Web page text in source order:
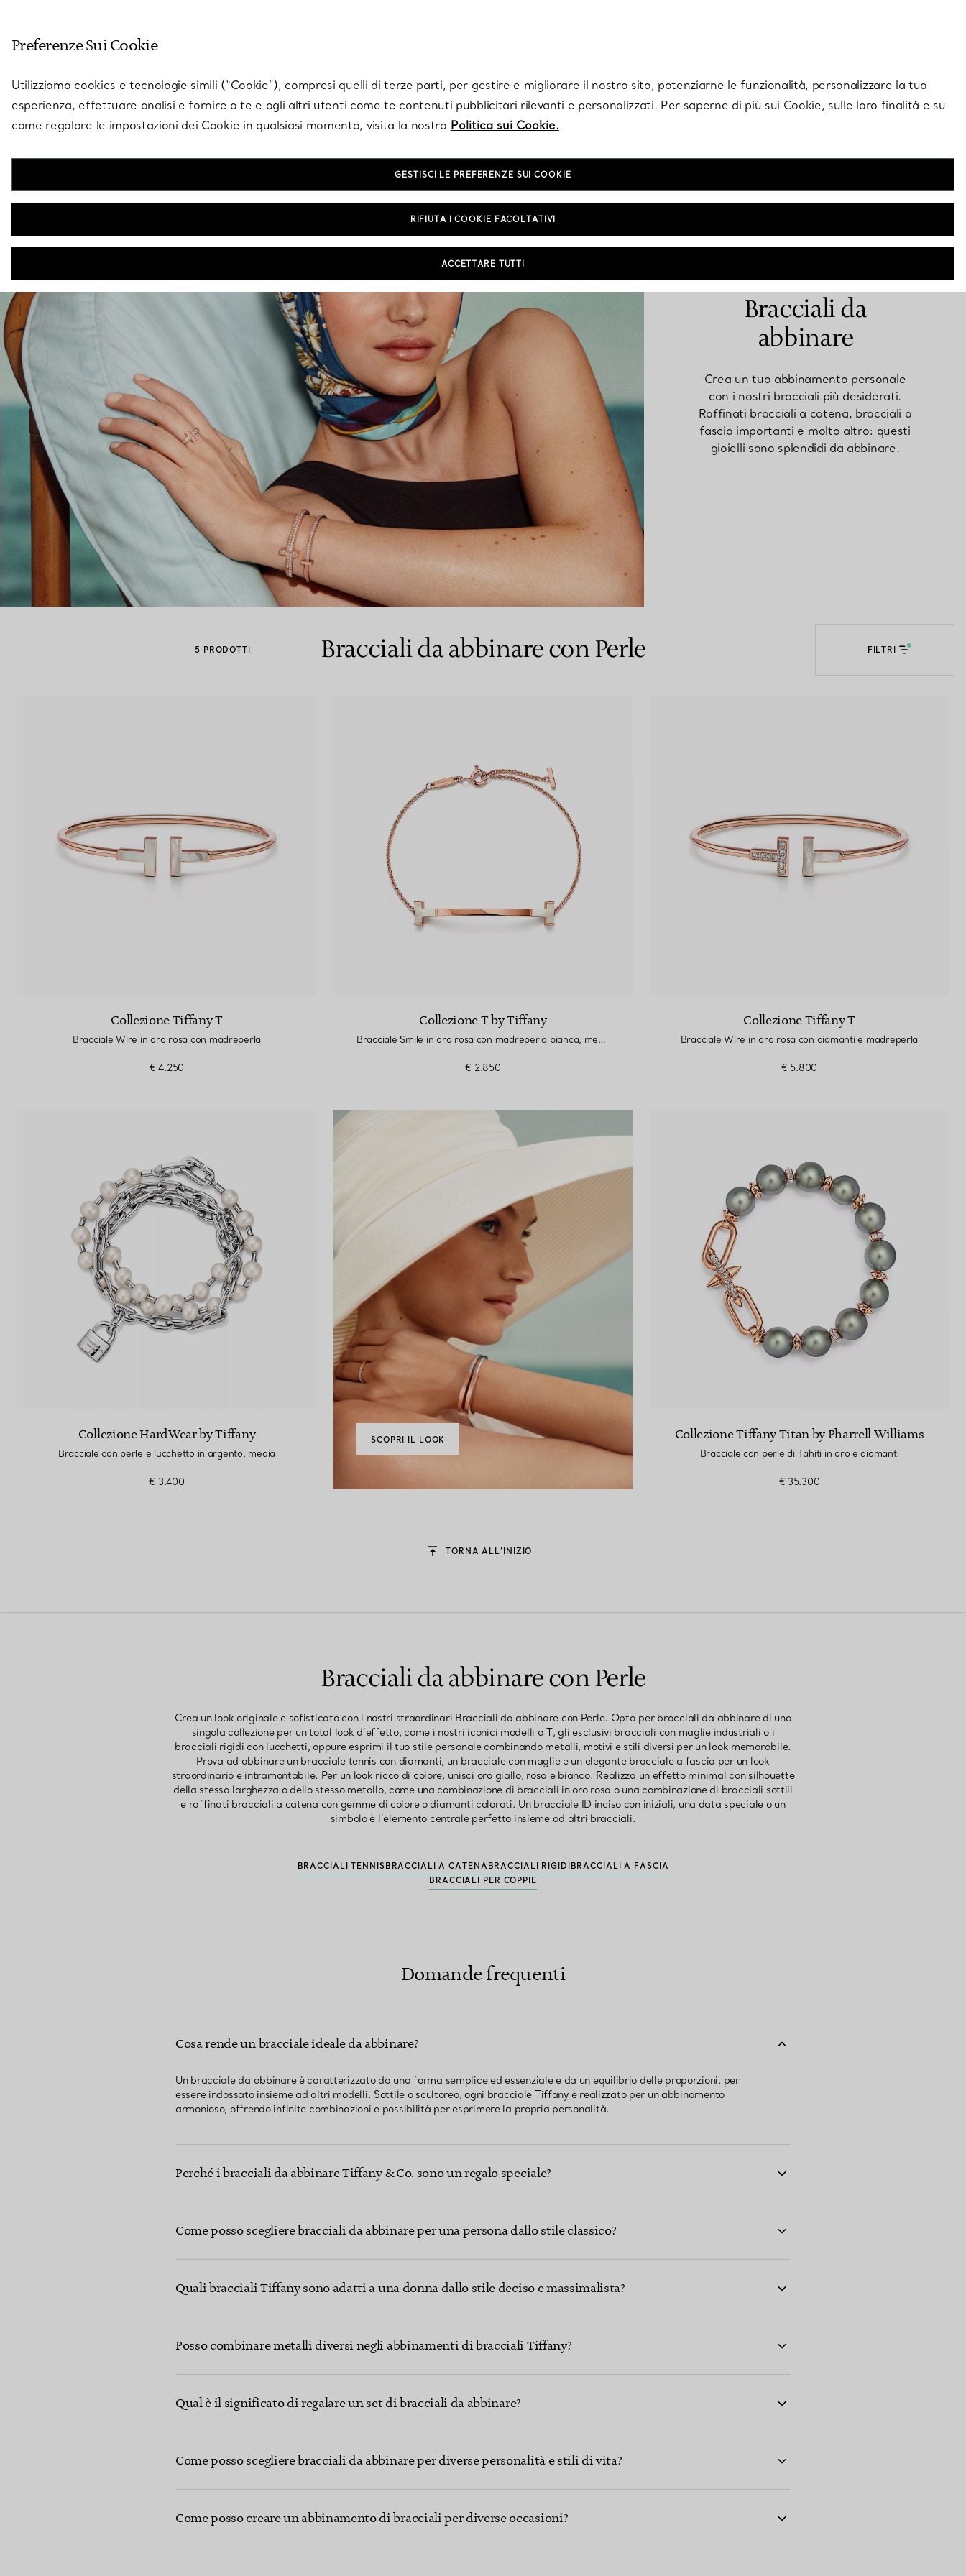
Anelli per coppie Eternity Rings
fidanzamento
Prenota il tuoappuntamento con un esperto di diamanti Tiffany.
Bracciali da
abbinare
Crea un tuo abbinamento personale
con i nostri bracciali più desiderati.
Raffinati bracciali a catena, bracciali a
fascia importanti e molto altro: questi
gioielli sono splendidi da abbinare.
5 PRODOTTI Bracciali da abbinare con Perle FILTRI
Collezione Tiffany T
Bracciale Wire in oro rosa con madreperla
€ 4.250
Collezione T by Tiffany
Bracciale Smile in oro rosa con madreperla bianca, medio
€ 2.850
Collezione Tiffany T
Bracciale Wire in oro rosa con diamanti e madreperla
€ 5.800
Collezione HardWear by Tiffany
Bracciale con perle e lucchetto in argento, media
€ 3.400
SCOPRI IL LOOK Collezione Tiffany Titan by Pharrell Williams
Bracciale con perle di Tahiti in oro e diamanti
€ 35.300
TORNA ALL’INIZIO
Bracciali da abbinare con Perle
Crea un look originale e sofisticato con i nostri straordinari Bracciali da abbinare con Perle. Opta per bracciali da abbinare di una
singola collezione per un total look d’effetto, come i nostri iconici modelli a T, gli esclusivi bracciali con maglie industriali o i
bracciali rigidi con lucchetti, oppure esprimi il tuo stile personale combinando metalli, motivi e stili diversi per un look memorabile.
Prova ad abbinare un bracciale tennis con diamanti, un bracciale con maglie e un elegante bracciale a fascia per un look
straordinario e intramontabile. Per un look ricco di colore, unisci oro giallo, rosa e bianco. Realizza un effetto minimal con silhouette
della stessa larghezza o dello stesso metallo, come una combinazione di bracciali in oro rosa o una combinazione di bracciali sottili
e raffinati bracciali a catena con gemme di colore o diamanti colorati. Un bracciale ID inciso con iniziali, una data speciale o un
simbolo è l’elemento centrale perfetto insieme ad altri bracciali.
BRACCIALI TENNISBRACCIALI A CATENA BRACCIALI RIGIDIBRACCIALI A FASCIA
BRACCIALI PER COPPIE
Domande frequenti
Cosa rende un bracciale ideale da abbinare?
Un bracciale da abbinare è caratterizzato da una forma semplice ed essenziale e da un equilibrio delle proporzioni, per
essere indossato insieme ad altri modelli. Sottile o scultoreo, ogni bracciale Tiffany è realizzato per un abbinamento
armonioso, offrendo infinite combinazioni e possibilità per esprimere la propria personalità.
Perché i bracciali da abbinare Tiffany & Co. sono un regalo speciale?
Come posso scegliere bracciali da abbinare per una persona dallo stile classico?
Quali bracciali Tiffany sono adatti a una donna dallo stile deciso e massimalista?
Posso combinare metalli diversi negli abbinamenti di bracciali Tiffany?
Qual è il significato di regalare un set di bracciali da abbinare?
Come posso scegliere bracciali da abbinare per diverse personalità e stili di vita?
Come posso creare un abbinamento di bracciali per diverse occasioni?
Preferenze Sui Cookie
Utilizziamo cookies e tecnologie simili (“Cookie”), compresi quelli di terze parti, per gestire e migliorare il nostro sito, potenziarne le funzionalità, personalizzare la tua
esperienza, effettuare analisi e fornire a te e agli altri utenti come te contenuti pubblicitari rilevanti e personalizzati. Per saperne di più sui Cookie, sulle loro finalità e su
come regolare le impostazioni dei Cookie in qualsiasi momento, visita la nostra Politica sui Cookie.
GESTISCI LE PREFERENZE SUI COOKIE
RIFIUTA I COOKIE FACOLTATIVI
ACCETTARE TUTTI